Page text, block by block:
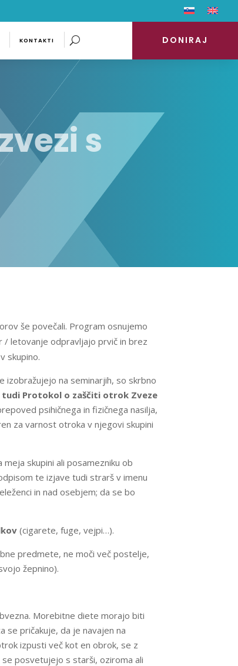
DONIRAJ
KONTAKTI
KONTAKTI DONIRAJ
s
še povečali. Program osnujemo
/ letovanje odpravljajo prvič in brez
skupino.
izobražujejo na seminarjih, so skrbno
tudi Protokol o zaščiti otrok Zveze
psihičnega in fizičnega nasilja,
za varnost otroka v njegovi skupini
skupini ali posamezniku ob
te izjave tudi strarš v imenu
in nad osebjem; da se bo
(cigarete, fuge, vejpi…).
predmete, ne moči več postelje,
žepnino).
Morebitne diete morajo biti
se pričakuje, da je navajen na
izpusti več kot en obrok, se z
posvetujejo s starši, oziroma ali